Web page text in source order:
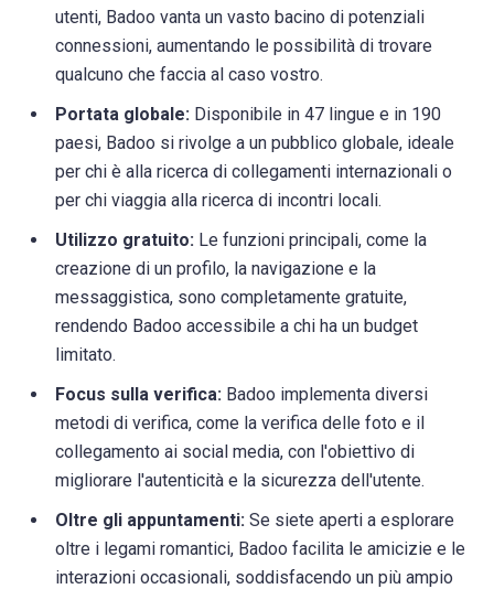
utenti, Badoo vanta un vasto bacino di potenziali
connessioni, aumentando le possibilità di trovare
qualcuno che faccia al caso vostro.
Portata globale: Disponibile in 47 lingue e in 190
paesi, Badoo si rivolge a un pubblico globale, ideale
per chi è alla ricerca di collegamenti internazionali o
per chi viaggia alla ricerca di incontri locali.
Utilizzo gratuito: Le funzioni principali, come la
creazione di un profilo, la navigazione e la
messaggistica, sono completamente gratuite,
rendendo Badoo accessibile a chi ha un budget
limitato.
Focus sulla verifica: Badoo implementa diversi
metodi di verifica, come la verifica delle foto e il
collegamento ai social media, con l'obiettivo di
migliorare l'autenticità e la sicurezza dell'utente.
Oltre gli appuntamenti: Se siete aperti a esplorare
oltre i legami romantici, Badoo facilita le amicizie e le
interazioni occasionali, soddisfacendo un più ampio